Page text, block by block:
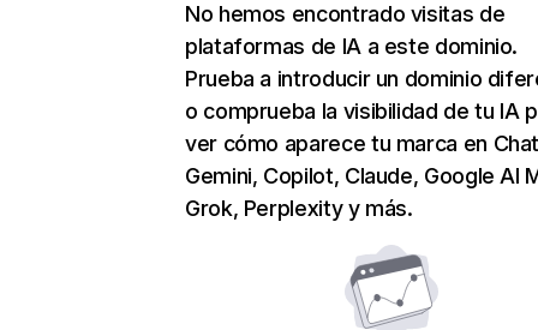
No hemos encontrado visitas de
plataformas de IA a este dominio.
Prueba a introducir un dominio
o comprueba la visibilidad de tu IA
ver cómo aparece tu marca en
Gemini, Copilot, Claude, Google AI
Grok, Perplexity y más.